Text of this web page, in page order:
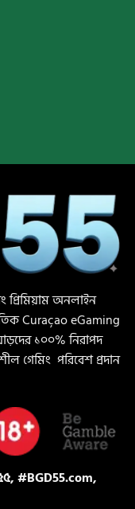
প্রিমিয়াম অনলাইন
Curaçao eGaming
১০০% নিরাপদ
গেমিং পরিবেশ প্রদান
#BGD55.com,